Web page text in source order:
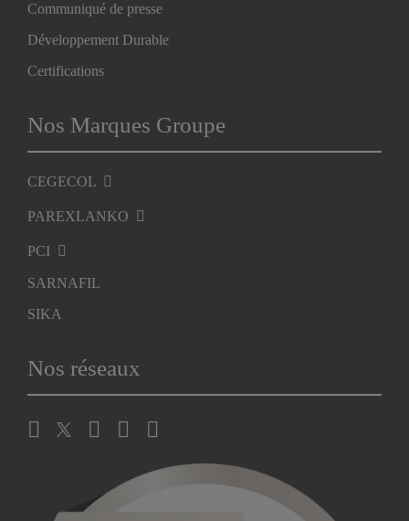
Communiqué de presse
Développement Durable
Certifications
Nos Marques Groupe
CEGECOL
PAREXLANKO
PCI
SARNAFIL
SIKA
Nos réseaux